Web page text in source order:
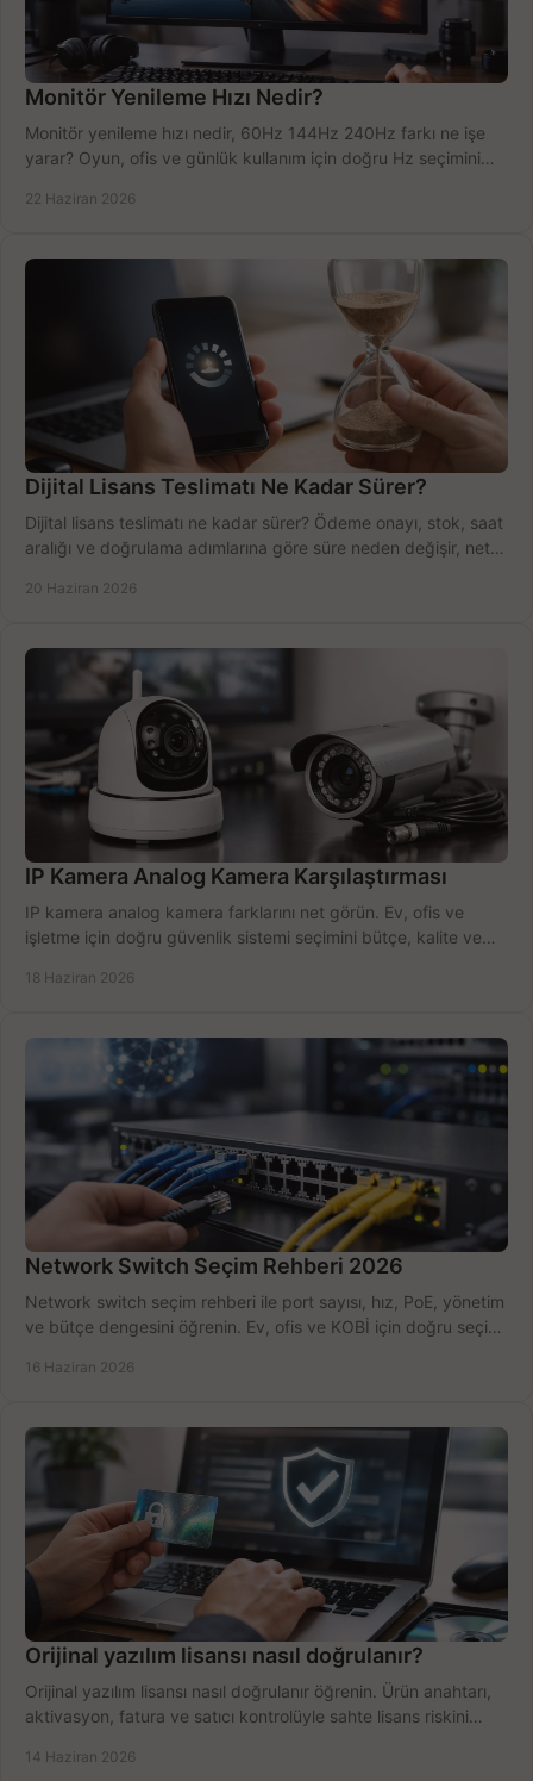
Monitör Yenileme Hızı Nedir?
Monitör yenileme hızı nedir, 60Hz 144Hz 240Hz farkı ne işe
yarar? Oyun, ofis ve günlük kullanım için doğru Hz seçimini
22 Haziran 2026
Dijital Lisans Teslimatı Ne Kadar Sürer?
Dijital lisans teslimatı ne kadar sürer? Ödeme onayı, stok, saat
aralığı ve doğrulama adımlarına göre süre neden değişir, net
20 Haziran 2026
IP Kamera Analog Kamera Karşılaştırması
IP kamera analog kamera farklarını net görün. Ev, ofis ve
işletme için doğru güvenlik sistemi seçimini bütçe, kalite ve
18 Haziran 2026
Network Switch Seçim Rehberi 2026
Network switch seçim rehberi ile port sayısı, hız, PoE, yönetim
ve bütçe dengesini öğrenin. Ev, ofis ve KOBİ için doğru seçimi
16 Haziran 2026
Orijinal yazılım lisansı nasıl doğrulanır?
Orijinal yazılım lisansı nasıl doğrulanır öğrenin. Ürün anahtarı,
aktivasyon, fatura ve satıcı kontrolüyle sahte lisans riskini
14 Haziran 2026